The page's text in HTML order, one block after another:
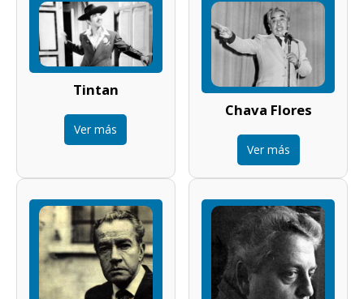
Tintan
Ver más
Chava Flores
Ver más